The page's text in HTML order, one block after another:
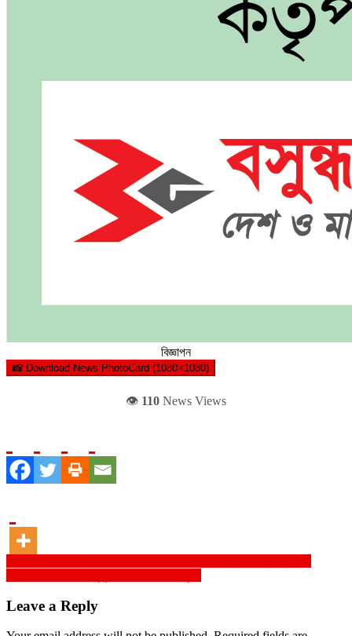
বিজ্ঞাপন
📸 Download News PhotoCard (1080×1080)
👁️ 110 News Views
Post
navigation
Leave a Reply